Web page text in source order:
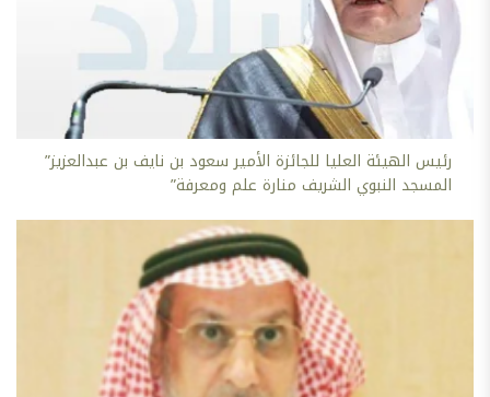
رئيس الهيئة العليا للجائزة الأمير سعود بن نايف بن عبدالعزيز”
المسجد النبوي الشريف منارة علم ومعرفة”